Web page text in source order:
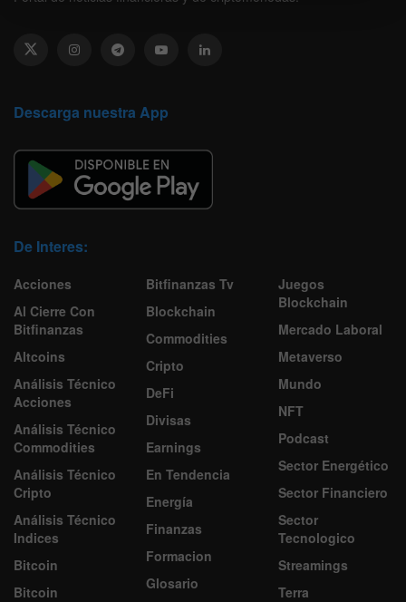
Descarga nuestra App
De Interes:
Acciones
Al Cierre Con
Bitfinanzas
Altcoins
Análisis Técnico
Acciones
Análisis Técnico
Commodities
Análisis Técnico
Cripto
Análisis Técnico
Indices
Bitcoin
Bitcoin
Bitfinanzas Tv
Blockchain
Commodities
Cripto
DeFi
Divisas
Earnings
En Tendencia
Energía
Finanzas
Formacion
Glosario
Juegos
Blockchain
Mercado Laboral
Metaverso
Mundo
NFT
Podcast
Sector Energético
Sector Financiero
Sector
Tecnologico
Streamings
Terra